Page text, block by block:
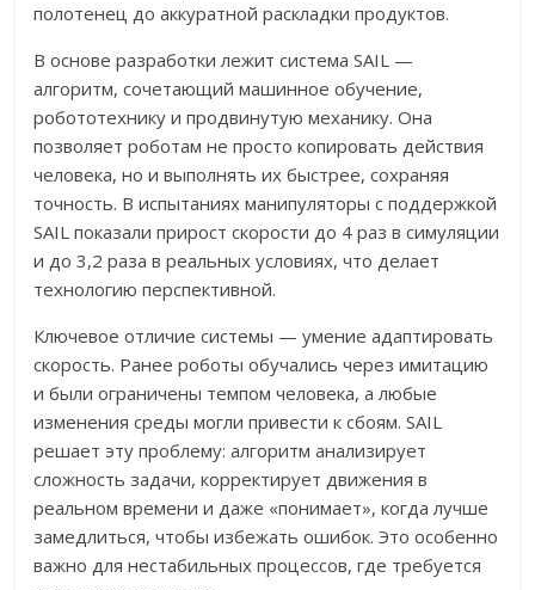
полотенец до аккуратной раскладки продуктов.
В основе разработки лежит система SAIL —
алгоритм, сочетающий машинное обучение,
робототехнику и продвинутую механику. Она
позволяет роботам не просто копировать действия
человека, но и выполнять их быстрее, сохраняя
точность. В испытаниях манипуляторы с поддержкой
SAIL показали прирост скорости до 4 раз в симуляции
и до 3,2 раза в реальных условиях, что делает
технологию перспективной.
Ключевое отличие системы — умение адаптировать
скорость. Ранее роботы обучались через имитацию
и были ограничены темпом человека, а любые
изменения среды могли привести к сбоям. SAIL
решает эту проблему: алгоритм анализирует
сложность задачи, корректирует движения в
реальном времени и даже «понимает», когда лучше
замедлиться, чтобы избежать ошибок. Это особенно
важно для нестабильных процессов, где требуется